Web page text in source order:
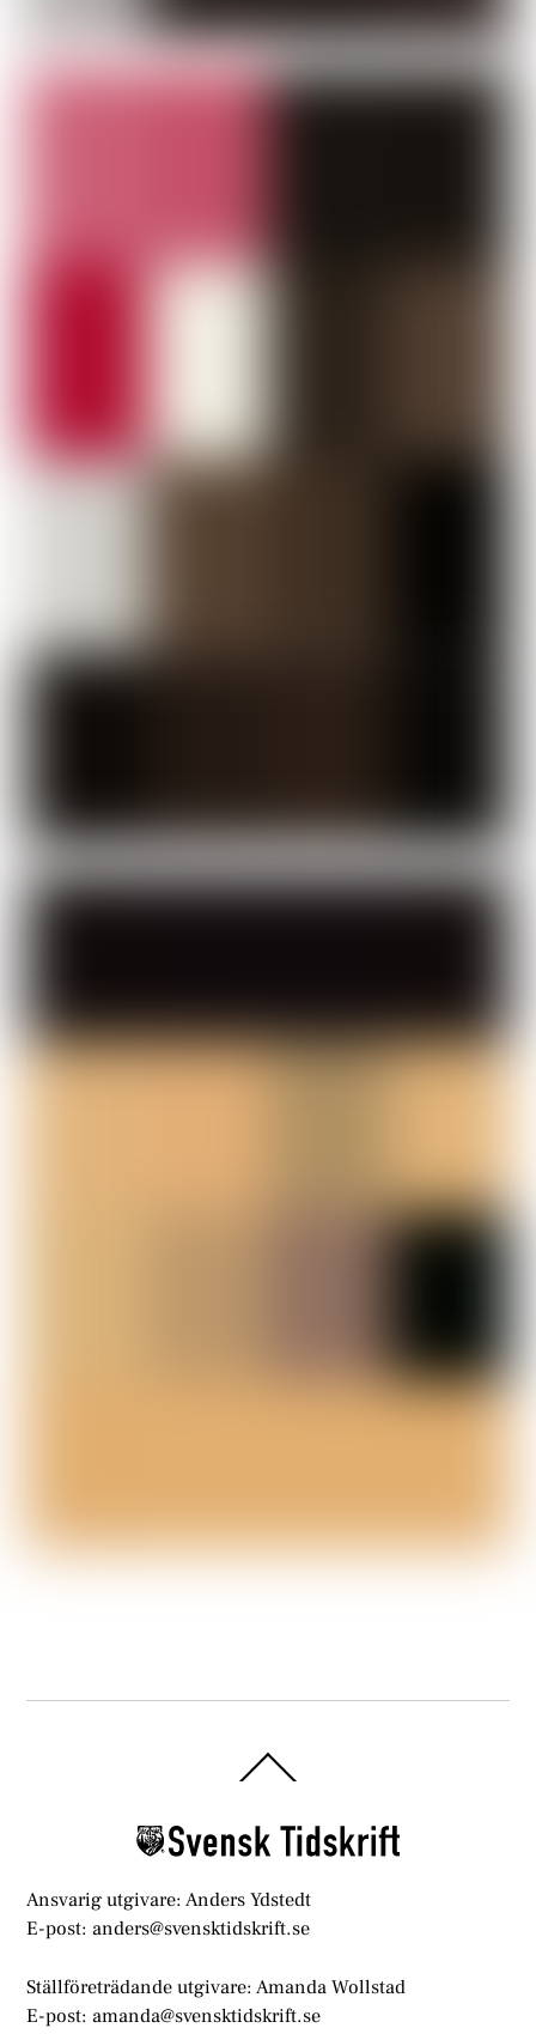
To
Ansvarig utgivare: Anders Ydstedt
E-post: anders@svensktidskrift.se
Ställföreträdande utgivare: Amanda Wollstad
E-post: amanda@svensktidskrift.se